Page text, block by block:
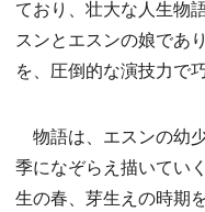
ており、壮大な人生物
スンとエスンの娘であ
を、圧倒的な演技力で
物語は、エスンの幼
季になぞらえ描いてい
生の春、芽生えの時期